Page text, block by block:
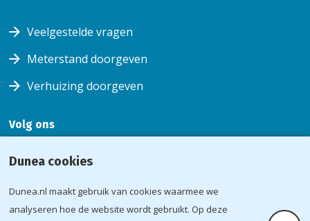
Veelgestelde vragen
Meterstand doorgeven
Verhuizing doorgeven
Volg ons
Volg ons
facebook
Volg
youtubeinstagramlinkedin
Voorwaarden
Dunea cookies
Dunea.nl maakt gebruik van cookies waarmee we
analyseren hoe de website wordt gebruikt. Op deze